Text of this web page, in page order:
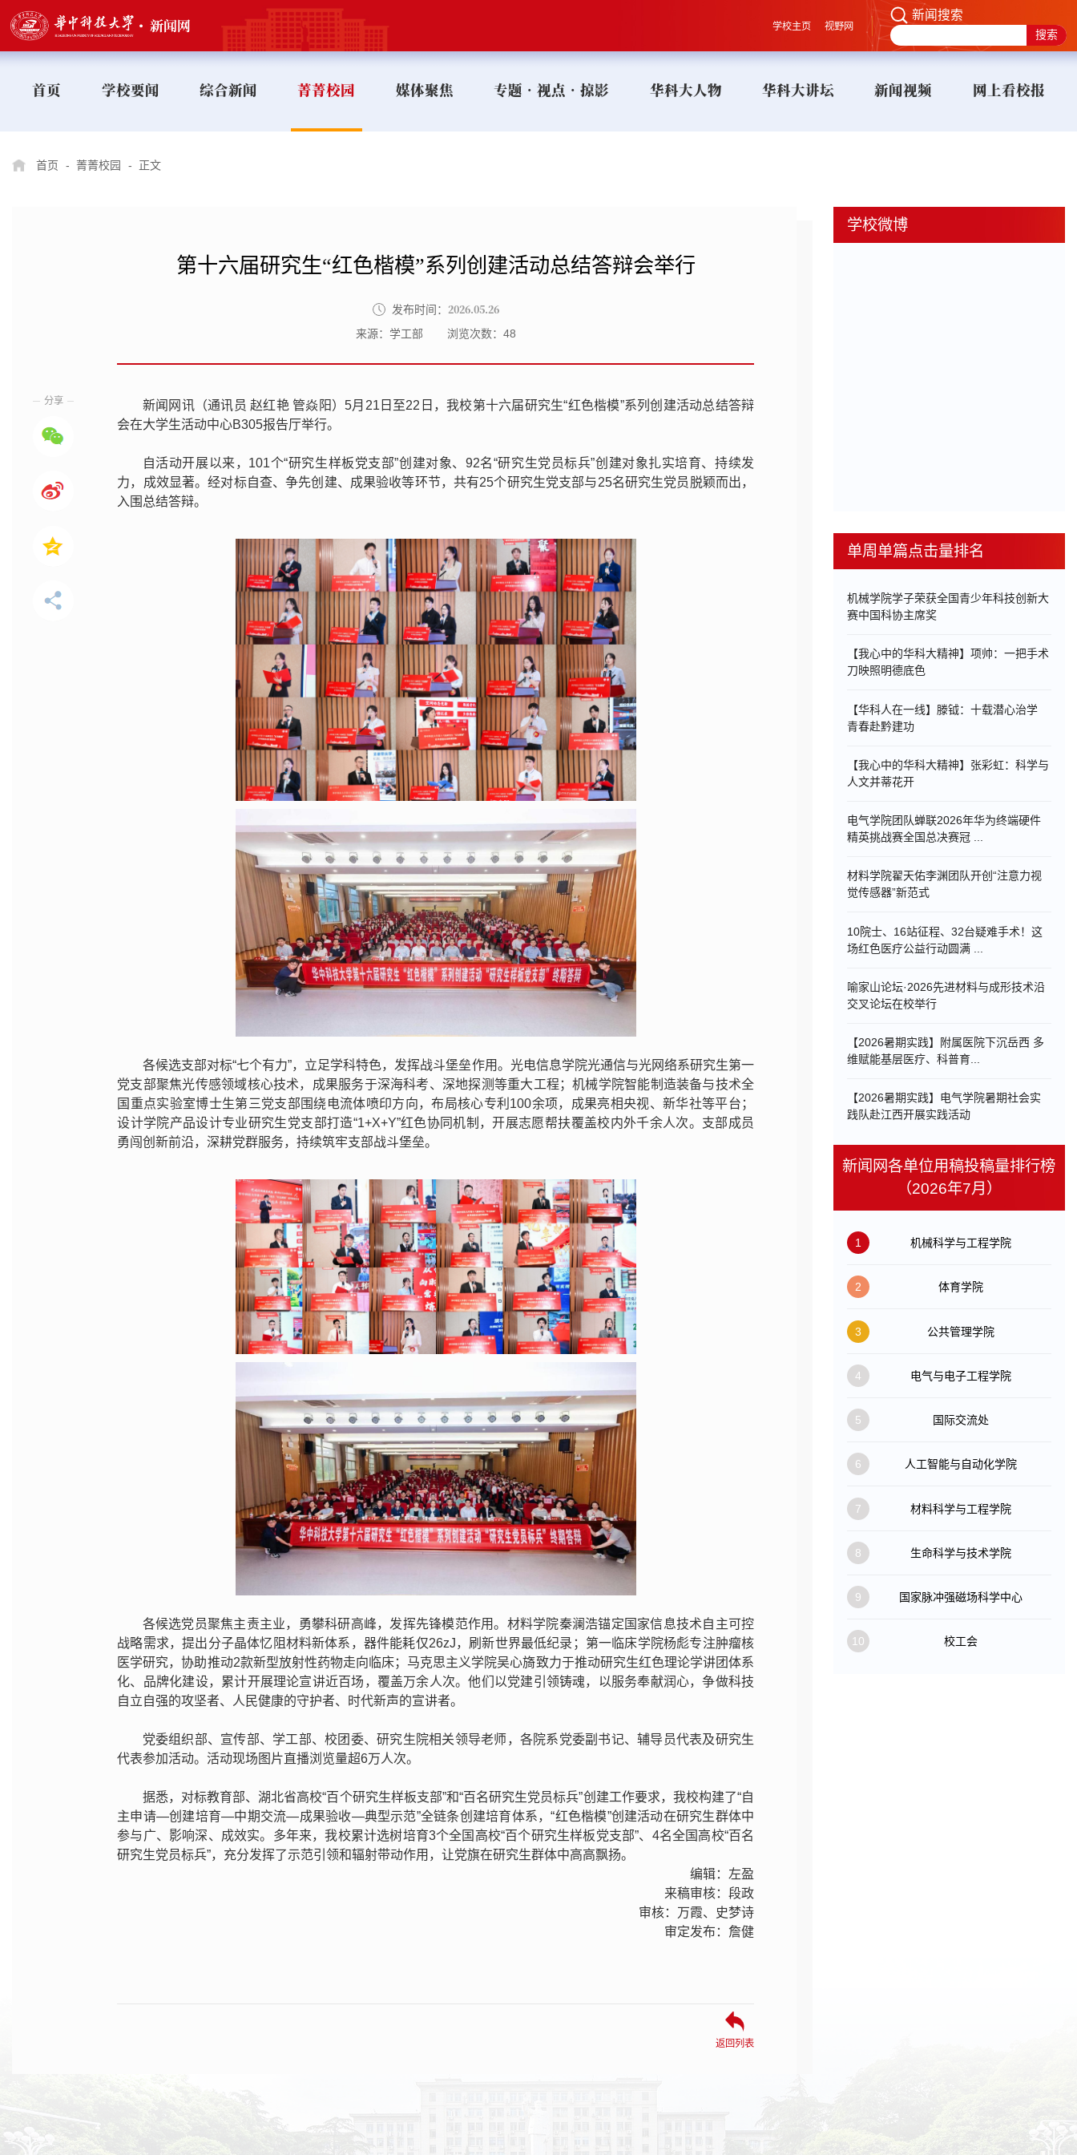
学校主页 视野网
新闻搜索
首页 学校要闻 综合新闻 菁菁校园 媒体聚焦 专题•视点•掠影 华科大人物 华科大讲坛 新闻视频 网上看校报
首页 - 菁菁校园 - 正文
第十六届研究生“红色楷模”系列创建活动总结答辩会举行
发布时间： 2026.05.26
来源：学工部 浏览次数： 48
新闻网讯（通讯员 赵红艳 管焱阳）5月21日至22日，我校第十六届研究生“红色楷模”系列创建活动总结答辩
会在大学生活动中心B305报告厅举行。
自活动开展以来，101个“研究生样板党支部”创建对象、92名“研究生党员标兵”创建对象扎实培育、持续发
力，成效显著。经对标自查、争先创建、成果验收等环节，共有25个研究生党支部与25名研究生党员脱颖而出，
入围总结答辩。
各候选支部对标“七个有力”，立足学科特色，发挥战斗堡垒作用。光电信息学院光通信与光网络系研究生第一
党支部聚焦光传感领域核心技术，成果服务于深海科考、深地探测等重大工程；机械学院智能制造装备与技术全
国重点实验室博士生第三党支部围绕电流体喷印方向，布局核心专利100余项，成果亮相央视、新华社等平台；
设计学院产品设计专业研究生党支部打造“1+X+Y”红色协同机制，开展志愿帮扶覆盖校内外千余人次。支部成员
勇闯创新前沿，深耕党群服务，持续筑牢支部战斗堡垒。
各候选党员聚焦主责主业，勇攀科研高峰，发挥先锋模范作用。材料学院秦澜浩锚定国家信息技术自主可控
战略需求，提出分子晶体忆阻材料新体系，器件能耗仅26zJ，刷新世界最低纪录；第一临床学院杨彪专注肿瘤核
医学研究，协助推动2款新型放射性药物走向临床；马克思主义学院吴心旖致力于推动研究生红色理论学讲团体系
化、品牌化建设，累计开展理论宣讲近百场，覆盖万余人次。他们以党建引领铸魂，以服务奉献润心，争做科技
自立自强的攻坚者、人民健康的守护者、时代新声的宣讲者。
党委组织部、宣传部、学工部、校团委、研究生院相关领导老师，各院系党委副书记、辅导员代表及研究生
代表参加活动。活动现场图片直播浏览量超6万人次。
据悉，对标教育部、湖北省高校“百个研究生样板支部”和“百名研究生党员标兵”创建工作要求，我校构建了“自
主申请—创建培育—中期交流—成果验收—典型示范”全链条创建培育体系，“红色楷模”创建活动在研究生群体中
参与广、影响深、成效实。多年来，我校累计选树培育3个全国高校“百个研究生样板党支部”、4名全国高校“百名
研究生党员标兵”，充分发挥了示范引领和辐射带动作用，让党旗在研究生群体中高高飘扬。
编辑：左盈
来稿审核：段政
审核：万霞、史梦诗
审定发布：詹健
分享
返回列表
学校微博
单周单篇点击量排名
机械学院学子荣获全国青少年科技创新大
赛中国科协主席奖
【我心中的华科大精神】项帅：一把手术
刀映照明德底色
【华科人在一线】滕钺：十载潜心治学
青春赴黔建功
【我心中的华科大精神】张彩虹：科学与
人文并蒂花开
电气学院团队蝉联2026年华为终端硬件
精英挑战赛全国总决赛冠 ...
材料学院翟天佑李渊团队开创“注意力视
觉传感器”新范式
10院士、16站征程、32台疑难手术！这
场红色医疗公益行动圆满 ...
喻家山论坛·2026先进材料与成形技术沿
交叉论坛在校举行
【2026暑期实践】附属医院下沉岳西 多
维赋能基层医疗、科普育...
【2026暑期实践】电气学院暑期社会实
践队赴江西开展实践活动
新闻网各单位用稿投稿量排行榜
（2026年7月）
1 机械科学与工程学院
2 体育学院
3 公共管理学院
4 电气与电子工程学院
5 国际交流处
6 人工智能与自动化学院
7 材料科学与工程学院
8 生命科学与技术学院
9 国家脉冲强磁场科学中心
10 校工会